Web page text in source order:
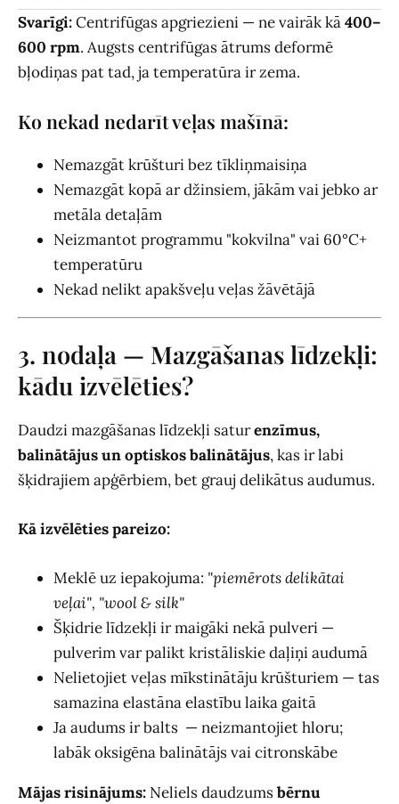
Svarīgi:Centrifūgas apgriezieni — ne vairāk kā400–
600 rpm. Augsts centrifūgas ātrums deformē
bļodiņas pat tad, ja temperatūra ir zema.
Ko nekad nedarīt veļas mašīnā:
Nemazgāt krūšturi bez tīkliņmaisiņa
Nemazgāt kopā ar džinsiem, jākām vai jebko ar
metāla detaļām
Neizmantot programmu "kokvilna" vai 60°C+
temperatūru
Nekad nelikt apakšveļu veļas žāvētājā
3. nodaļa — Mazgāšanas līdzekļi:
kādu izvēlēties?
Daudzi mazgāšanas līdzekļi saturenzīmus,
balinātājus un optiskos balinātājus, kas ir labi
šķidrajiem apģērbiem, bet grauj delikātus audumus.
Kā izvēlēties pareizo:
Meklē uz iepakojuma: "piemērots delikātai
veļai", "wool & silk"
Šķidrie līdzekļi ir maigāki nekā pulveri —
pulverim var palikt kristāliskie daļiņi audumā
Nelietojiet veļas mīkstinātāju krūšturiem — tas
samazina elastāna elastību laika gaitā
Ja audums ir balts — neizmantojiet hloru;
labāk oksigēna balinātājs vai citronskābe
Mājas risinājums: Neliels daudzumsbērnu